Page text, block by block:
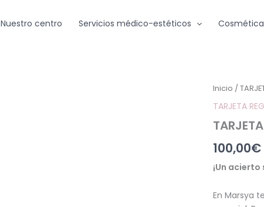
Nuestro centro Servicios médico-estéticos Cosmética
Inicio /
TARJETA
100,00€
¡Un
En Marsya
TARJETA
100€
cantidad